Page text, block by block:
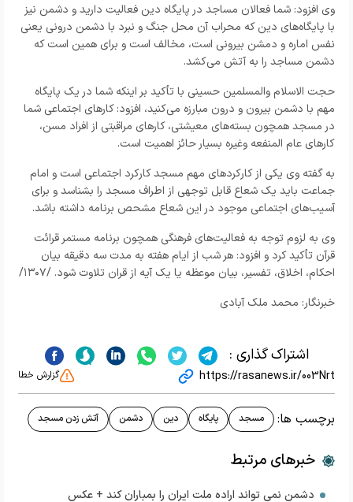
وی افزود: شما فعالان مساجد در پایگاه دین فعالیت دارید و دشمن نیز
با پایگاه‌های دین که محراب آن محل جنگ و نبرد با دشمن درونی یعنی
نفس اماره و دمشن بیرونی است، مخالف است و برای همین است که
دشمن مساجد را به آتش می‌کشد.
حجت الاسلام والمسلمین حسینی با تأکید بر اینکه شما در یک پایگاه
مهم با دشمن بیرون و درون مبارزه می‌کنید، افزود: کار‌های اجتماعی شما
در مسجد همچون بسته‌های معیشتی، کار‌های مراقبتی از افراد مسن،
کار‌های عام المنفعه وغیره بسیار حائز اهمیت است.
به گفته وی یکی از کارکرد‌های مهم مسجد کارکرد اجتماعی است و امام
جماعت باید یک شعاع قابل توجهی از اطراف مسجد را بشناسد و برای
آسیب‌های اجتماعی موجود در این شعاع مشحص برنامه داشته باشد.
وی به لزوم توجه به فعالیت‌های فرهنگی همچون برنامه مستمر قرائت
قرآن تأکید کرد و افزود: هر شب از ایام هفته به مدت سه دقیقه بیان
احکام، اخلاق، تفسیر، بیان موعظه یا یک آیه از قران تلاوت شود. /۱۳۰۷/
خبرنگار: محمد ملک آبادی
اشتراک گذاری :
https://rasanews.ir/003Nrt گزارش خطا
برچسب ها: مسجد پایگاه دین دشمن آتش زدن مسجد
خبرهای مرتبط
دشمن نمی تواند اراده ملت ایران را بمباران کند + عکس